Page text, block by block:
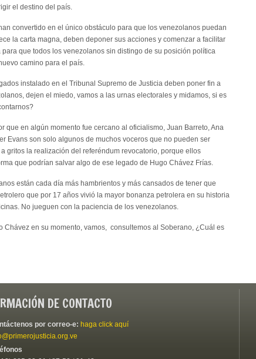
el destino del país.
convertido en el único obstáculo para que los venezolanos puedan
la carta magna, deben deponer sus acciones y comenzar a facilitar
que todos los venezolanos sin distingo de su posición política
camino para el país.
instalado en el Tribunal Supremo de Justicia deben poner fin a
dejen el miedo, vamos a las urnas electorales y midamos, si es
que en algún momento fue cercano al oficialismo, Juan Barreto, Ana
Evans son solo algunos de muchos voceros que no pueden ser
gritos la realización del referéndum revocatorio, porque ellos
que podrían salvar algo de ese legado de Hugo Chávez Frías.
están cada día más hambrientos y más cansados de tener que
que por 17 años vivió la mayor bonanza petrolera en su historia
No jueguen con la paciencia de los venezolanos.
Chávez en su momento, vamos, consultemos al Soberano, ¿Cuál es
DE CONTACTO
por correo-e: haga click aquí